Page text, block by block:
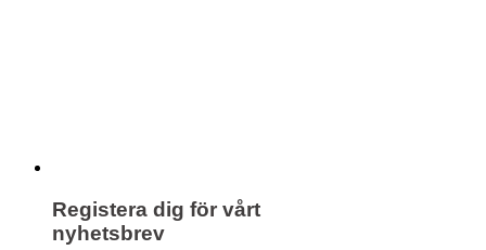
Registera dig för vårt
nyhetsbrev